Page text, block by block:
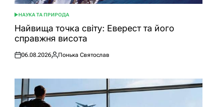
ОПУБЛІКУВАТИ
У
НАУКА ТА ПРИРОДА
Найвища точка світу: Еверест та його
справжня висота
Оприлюднено
06.08.2026
Опубліковано
Понька Святослав